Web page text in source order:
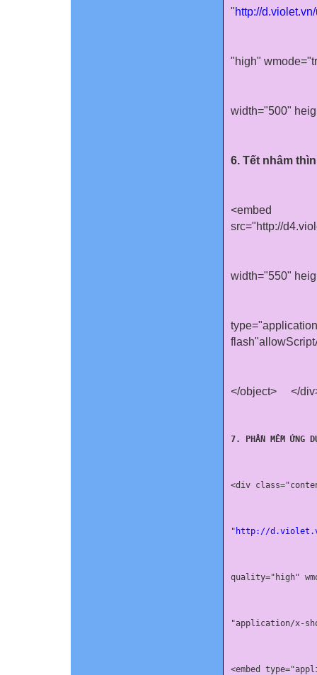
"http://
"high" wmode="
width="500"
6. Tết nhâm
<embed
src="http://
width="550"
</object> </
7. PHẦN MỀM ỨNG
<div class=
" http://
quality="high"
"application/x-
<embed type=